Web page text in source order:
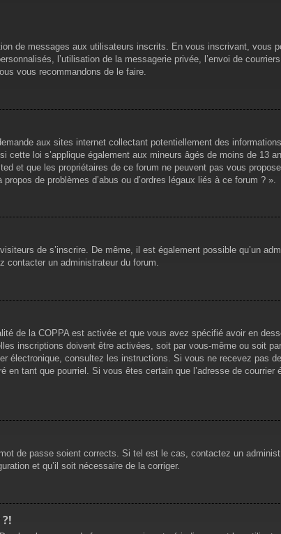
de messages aux utilisateurs inscrits. En vous inscrivant, vous
l’utilisation de la messagerie privée, l’envoi de
vous recommandons de le faire.
aux sites internet collectant potentiellement des
loi s’applique également aux mineurs âgés de moins de 13
et que les propriétaires de ce forum ne peuvent pas vous
de problèmes d’abus ou d’ordres légaux liés à ce forum ? ».
de s’inscrire. De même, il est également possible qu’un
contacter un administrateur du forum.
de la COPPA est activée et que vous avez spécifié avoir en
inscriptions doivent être activées, soit par vous-même ou soit
consultez les instructions. Si vous ne recevez pas
tant que pourriel. Si vous êtes certain que l’adresse de
de passe soient corrects. Si tel est le cas, contactez un
et qu’il soit nécessaire de la corriger.